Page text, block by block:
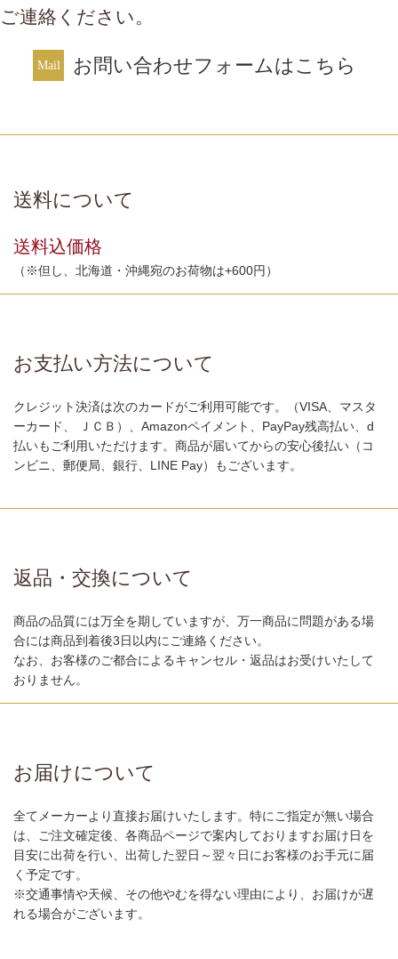
ご連絡ください。
お問い合わせフォームはこちら
送料について
送料込価格
（※但し、北海道・沖縄宛のお荷物は+600円）
お支払い方法について
クレジット決済は次のカードがご利用可能です。（VISA、マスタ
ーカード、 ＪＣＢ）、Amazonペイメント、PayPay残高払い、d
払いもご利用いただけます。商品が届いてからの安心後払い（コ
ンビニ、郵便局、銀行、LINE Pay）もございます。
返品・交換について
商品の品質には万全を期していますが、万一商品に問題がある場
合には商品到着後3日以内にご連絡ください。
なお、お客様のご都合によるキャンセル・返品はお受けいたして
おりません。
お届けについて
全てメーカーより直接お届けいたします。特にご指定が無い場合
は、ご注文確定後、各商品ページで案内しておりますお届け日を
目安に出荷を行い、出荷した翌日～翌々日にお客様のお手元に届
く予定です。
※交通事情や天候、その他やむを得ない理由により、お届けが遅
れる場合がございます。